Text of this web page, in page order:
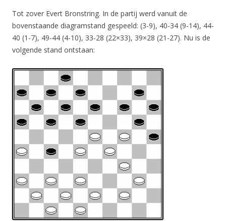
Tot zover Evert Bronstring. In de partij werd vanuit de
bovenstaande diagramstand gespeeld: (3-9), 40-34 (9-14), 44-
40 (1-7), 49-44 (4-10), 33-28 (22×33), 39×28 (21-27). Nu is de
volgende stand ontstaan: